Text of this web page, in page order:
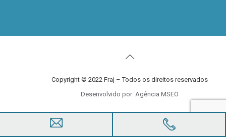
Copyright © 2022 Fraj – Todos os direitos reservados
Desenvolvido por: Agência MSEO